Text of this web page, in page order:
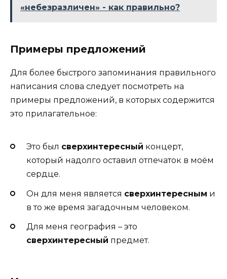
«небезразличен» - как правильно?
Примеры предложений
Для более быстрого запоминания правильного
написания слова следует посмотреть на
примеры предложений, в которых содержится
это прилагательное:
Это был сверхинтересный концерт,
который надолго оставил отпечаток в моём
сердце.
Он для меня является сверхинтересным и
в то же время загадочным человеком.
Для меня география – это
сверхинтересный предмет.